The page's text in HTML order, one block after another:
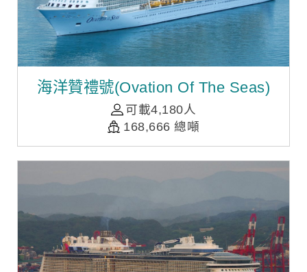
海洋贊禮號(Ovation Of The Seas)
可載4,180人
168,666 總噸